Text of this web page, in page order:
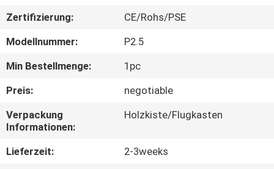
ÜBER
UNS
FABRIK-
AUSFLUG
QUALITÄTSKONTROLLE
Zertifizierung:
CE/Rohs/PSE
Modellnummer:
P2.5
Min Bestellmenge:
1pc
Preis:
negotiable
Verpackung
Informationen:
Holzkiste/Flugkasten
Lieferzeit:
2-3weeks